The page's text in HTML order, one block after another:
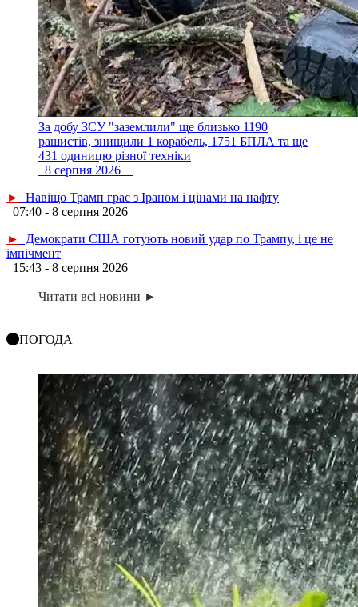
За добу ЗСУ "заземлили" ще близько 1190
рашистів, знищили 1 корабель, 1751 БПЛА та ще
431 одиницю різної техніки
8 серпня 2026
►
Навіщо Трамп грає з Іраном і цінами на нафту
07:40 - 8 серпня 2026
►
Демократи США готують новий удар по Трампу, і це не
імпічмент
15:43 - 8 серпня 2026
Читати всі новини ►
ПОГОДА